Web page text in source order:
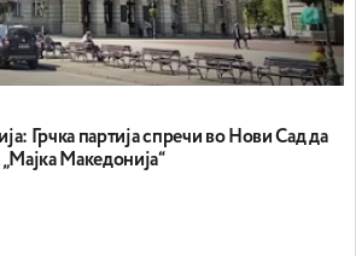
Грчка партија спречи во Нови Сад да
Македонија“